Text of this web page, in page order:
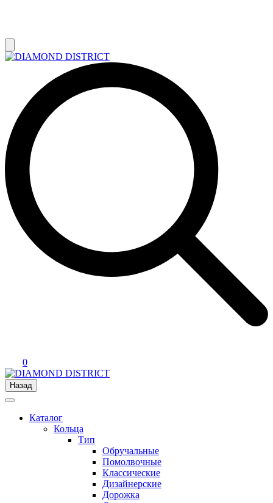
0
Назад
Каталог
Кольца
Тип
Обручальные
Помолвочные
Классические
Дизайнерские
Дорожка